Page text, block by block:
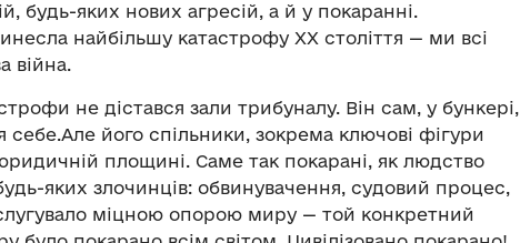
будь-яких нових агресій, а й у покаранні.
найбільшу катастрофу ХХ століття — ми всі
війна.
не дістався зали трибуналу. Він сам, у бункері,
його спільники, зокрема ключові фігури
площині. Саме так покарані, як людство
яких злочинців: обвинувачення, судовий процес,
слугувало міцною опорою миру — той конкретний